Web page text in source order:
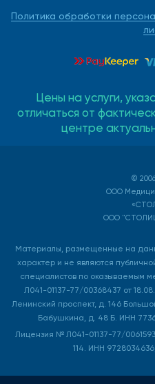
Политика обработки
Цены на услуги,
отличаться от
центре
©
ООО
ООО
Материалы, размещенные на
характер и не являются
специалистов по оказываемым
Л041-01137-77/00368437 от
Ленинский проспект, д. 146
Бабушкина, д. 48 Б. ИНН
Лицензия № Л041-01137-77/
114. ИНН